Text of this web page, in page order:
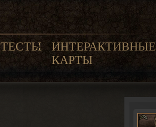
ТЕСТЫ
ИНТЕРАКТИВНЫЕ
КАРТЫ